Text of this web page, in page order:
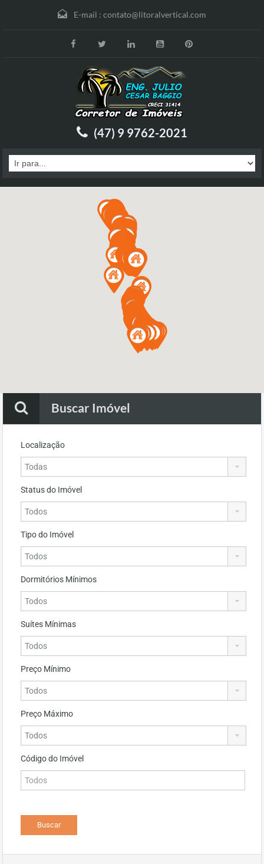
E-mail : contato@litoralvertical.com
(47) 9 9762-2021
Buscar Imóvel
Localização
Status do Imóvel
Tipo do Imóvel
Dormitórios Mínimos
Suítes Mínimas
Preço Mínimo
Preço Máximo
Código do Imóvel